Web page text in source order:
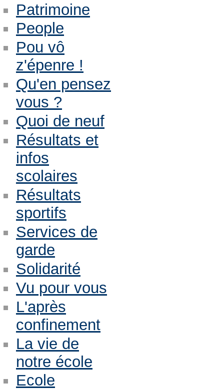
Patrimoine
People
Pou vô
z'épenre !
Qu'en pensez
vous ?
Quoi de neuf
Résultats et
infos
scolaires
Résultats
sportifs
Services de
garde
Solidarité
Vu pour vous
L'après
confinement
La vie de
notre école
Ecole